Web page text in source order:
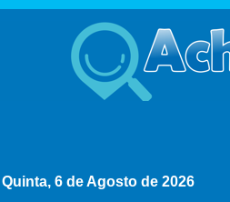
Quinta, 6 de Agosto de 2026